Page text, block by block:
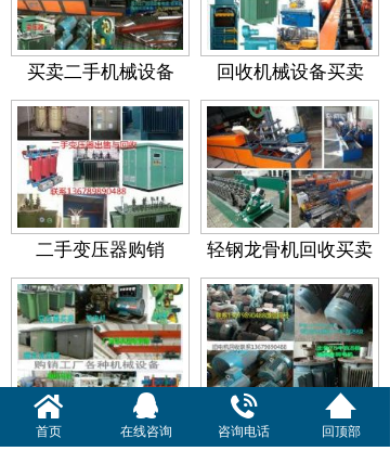
买卖二手机械设备 回收机械设备买卖
二手变压器购销 轻钢龙骨机回收买卖
购销工厂机械设备 二手电机买卖
首页 在线咨询 咨询电话 回顶部